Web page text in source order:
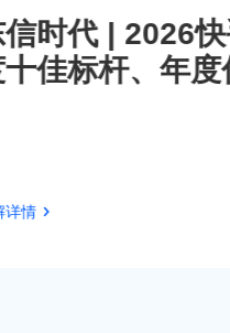
信时代 | 2026
十佳标杆、年
详情